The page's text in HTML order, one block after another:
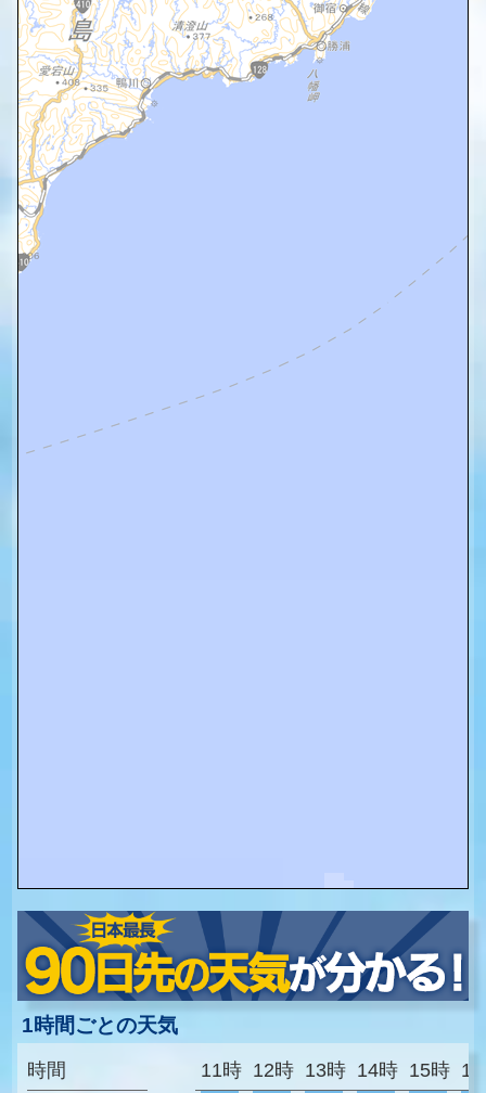
1時間ごとの天気
時間
11時 12時 13時 14時 15時